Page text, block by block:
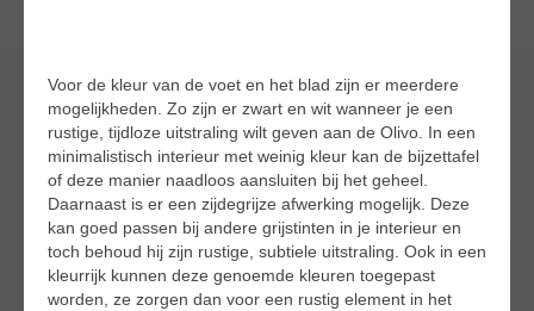
Voor de kleur van de voet en het blad zijn er meerdere
mogelijkheden. Zo zijn er zwart en wit wanneer je een
rustige, tijdloze uitstraling wilt geven aan de Olivo. In een
minimalistisch interieur met weinig kleur kan de bijzettafel
of deze manier naadloos aansluiten bij het geheel.
Daarnaast is er een zijdegrijze afwerking mogelijk. Deze
kan goed passen bij andere grijstinten in je interieur en
toch behoud hij zijn rustige, subtiele uitstraling. Ook in een
kleurrijk kunnen deze genoemde kleuren toegepast
worden, ze zorgen dan voor een rustig element in het